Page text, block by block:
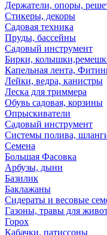
Держатели, опоры,
Стикеры, декоры
Садовая техника
Пруды, бассейны
Садовый инструмент
Бирки,
Капельная лента,
Лейки, ведра, канистры
Леска для триммера
Обувь садовая, корзины
Опрыскиватели
Садовый инструмент
Системы полива,
Семена
Большая Фасовка
Арбузы, дыни
Базилик
Баклажаны
Сидераты и весовые
Газоны, травы для
Горох
Кабачки, патиссоны